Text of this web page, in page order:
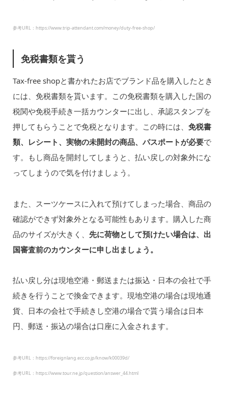
参考URL：https://www.trip-attendant.com/money/duty-free-shop/
免税書類を貰う
Tax-free shopと書かれたお店でブランド品を購入したとき
には、免税書類を貰います。この免税書類を購入した国の
税関や免税手続き一括カウンターに出し、承認スタンプを
押してもらうことで免税となります。この時には、 免税書
類、レシート、実物の未開封の商品、パスポートが必要で
す。もし商品を開封してしまうと、払い戻しの対象外にな
ってしまうので気を付けましょう。
また、スーツケースに入れて預けてしまった場合、商品の
確認ができず対象外となる可能性もあります。購入した商
品のサイズが大きく、 先に荷物として預けたい場合は、出
国審査前のカウンターに申し出ましょう。
払い戻し分は現地空港・郵送または振込・日本の会社で手
続きを行うことで換金できます。現地空港の場合は現地通
貨、日本の会社で手続きし空港の場合で貰う場合は日本
円、郵送・振込の場合は口座に入金されます。
参考URL：https://foreignlang.ecc.co.jp/know/k00039d/
参考URL：https://www.tour.ne.jp/question/answer_44.html